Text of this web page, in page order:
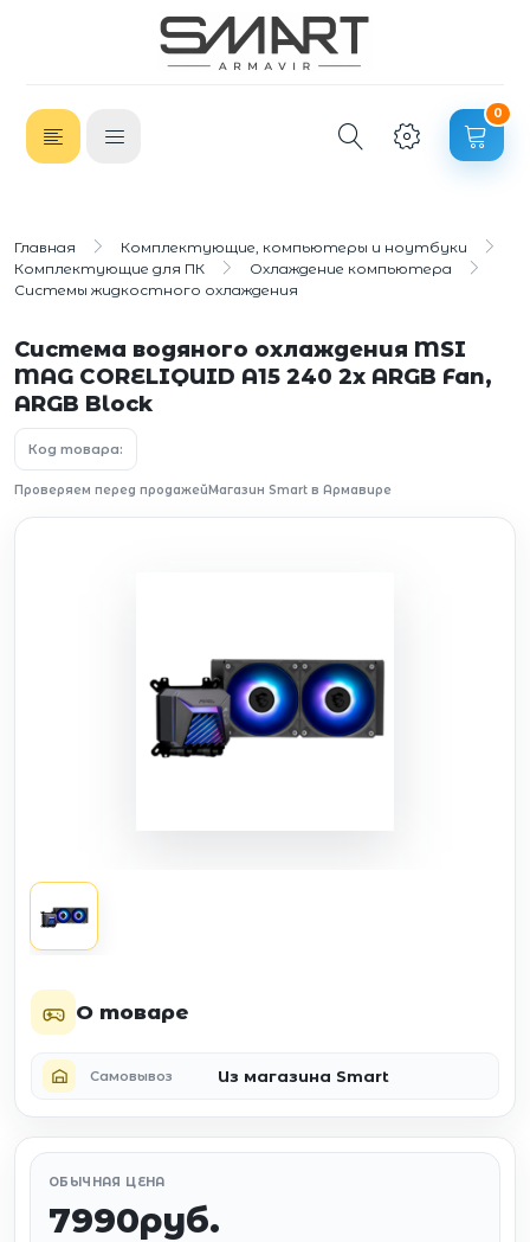
0
Главная
Комплектующие, компьютеры и ноутбуки
Комплектующие для ПК
Охлаждение компьютера
Системы жидкостного охлаждения
Система водяного охлаждения MSI
MAG CORELIQUID A15 240 2x ARGB Fan,
ARGB Block
Код товара:
Проверяем перед продажейМагазин Smart в Армавире
О товаре
Самовывоз Из магазина Smart
ОБЫЧНАЯ ЦЕНА
7990руб.